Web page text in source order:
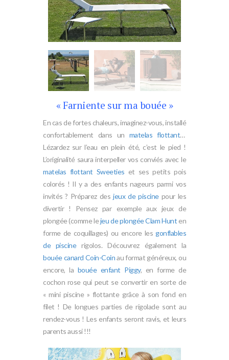
« Farniente sur ma bouée »
En cas de fortes chaleurs, imaginez-vous, installé
confortablement dans un matelas flottant…
Lézardez sur l’eau en plein été, c’est le pied !
L’originalité saura interpeller vos conviés avec le
matelas flottant Sweeties et ses petits pois
colorés ! Il y a des enfants nageurs parmi vos
invités ? Préparez desjeux de piscinepour les
divertir ! Pensez par exemple aux jeux de
plongée (comme lejeu de plongée Clam Hunt en
forme de coquillages) ou encore les gonflables
de piscinerigolos. Découvrez également la
bouée canard Coin-Coinau format généreux, ou
encore, la bouée enfant Piggy, en forme de
cochon rose qui peut se convertir en sorte de
« mini piscine » flottante grâce à son fond en
filet ! De longues parties de rigolade sont au
rendez-vous ! Les enfants seront ravis, et leurs
parents aussi !!!